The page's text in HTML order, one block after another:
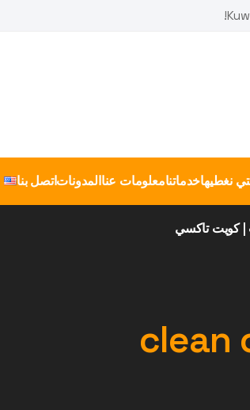
نغطيهاخدماتنامعلومات عناالمدوناتاتصل بنا
| كويت تاكسي
clean